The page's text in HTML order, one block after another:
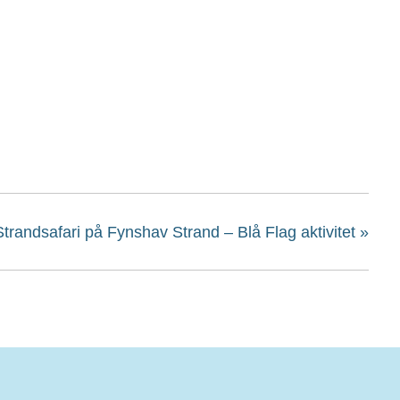
på Fynshav Strand – Blå Flag aktivitet »